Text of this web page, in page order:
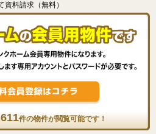
料請求（無料）
件の物件が閲覧可能です！